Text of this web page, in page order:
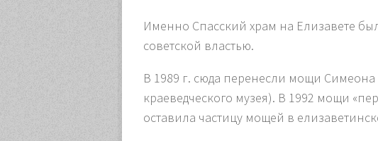
Именно Спасский храм на Елизавете
советской властью.
В 1989 г. сюда перенесли мощи Симеона
краеведческого музея). В 1992 мощи
оставила частицу мощей в